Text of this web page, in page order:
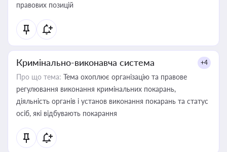
правових позицій
Кримінально-виконавча система +4
Про що тема: Тема охоплює організацію та правове
регулювання виконання кримінальних покарань,
діяльність органів і установ виконання покарань та статус
осіб, які відбувають покарання